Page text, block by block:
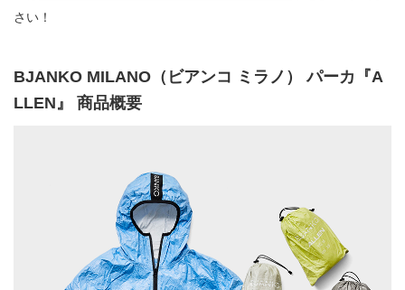
さい！
BJANKO MILANO（ビアンコ ミラノ） パーカ『A
LLEN』 商品概要